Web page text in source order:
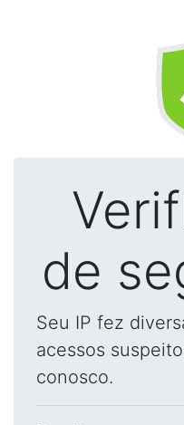
de
Seu IP fez
acessos
conosco.